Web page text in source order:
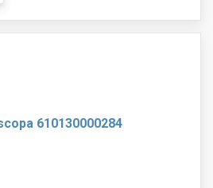
610130000284